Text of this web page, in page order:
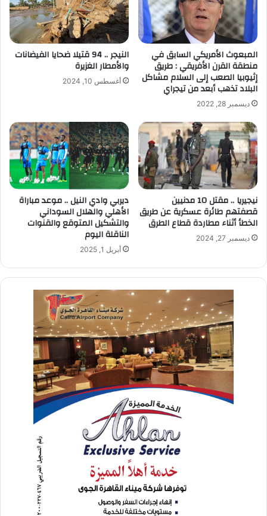
المبعوث الأمريكي السابق في
منطقة القرن الأفريقي : طريق
إثيوبيا الصعب إلى السلام مشاكل
البلاد تذهب أبعد من تيجراي
ديسمبر 28, 2022
النيجر .. 94 قتيلا ضحايا الفيضانات
والأمطار الغزيرة
أغسطس 10, 2024
نيجيريا .. مقتل 10 مدنيين
قصفتهم طائرة عسكرية عن طريق
الخطأ أثناء مطاردة قطاع الطرق
ديسمبر 27, 2024
ديربي وادي النيل .. موعد مباراة
الأهلي والهلال السوداني
والتشكيل المتوقع والقنوات
الناقلة اليوم
أبريل 1, 2025